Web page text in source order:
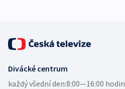
Divácké centrum
každý všední den:8:00—16:00 hodin